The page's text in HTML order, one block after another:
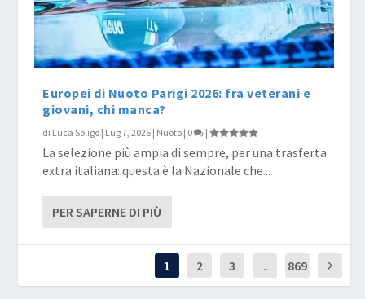
Europei di Nuoto Parigi 2026: fra veterani e
giovani, chi manca?
di Luca Soligo | Lug 7, 2026 | Nuoto | 0 |
La selezione più ampia di sempre, per una trasferta
extra italiana: questa è la Nazionale che...
PER SAPERNE DI PIÙ
1 2 3 ... 869